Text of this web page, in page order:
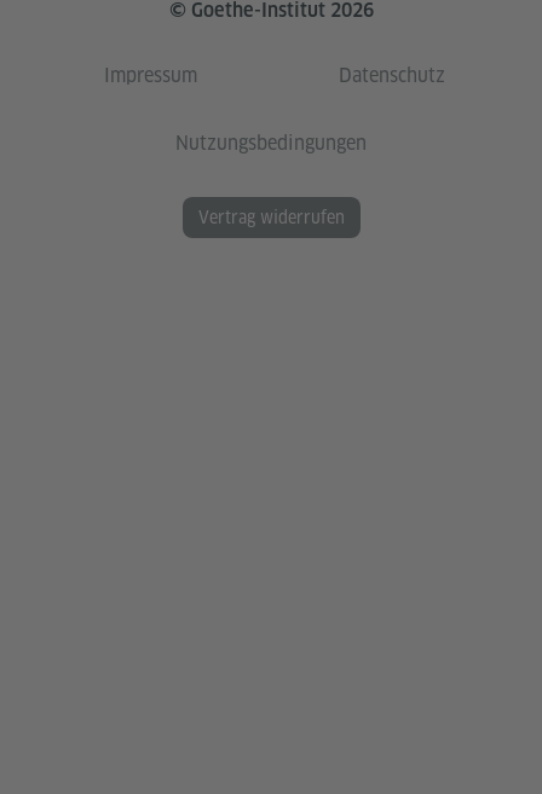
© Goethe-Institut 2026
Impressum Datenschutz
Nutzungsbedingungen
Vertrag widerrufen